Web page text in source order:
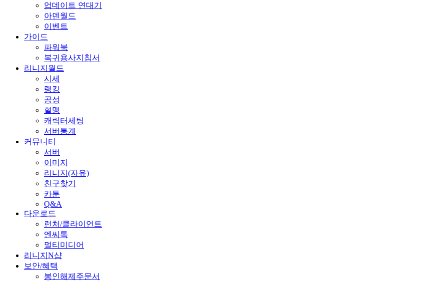
업데이트 연대기
아덴월드
이벤트
가이드
파워북
복귀용사지침서
리니지월드
시세
랭킹
공성
혈맹
캐릭터세팅
서버통계
커뮤니티
서버
이미지
리니지(자유)
친구찾기
카툰
Q&A
다운로드
런처/클라이언트
엔씨톡
멀티미디어
리니지N샵
보안/혜택
봉인해제주문서